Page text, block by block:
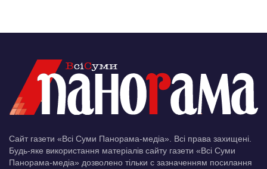
Сайт газети «Всі Суми Панорама-медіа». Всі права захищені.
Будь-яке використання матеріалів сайту газети «Всі Суми
Панорама-медіа» дозволено тільки c зазначенням посилання